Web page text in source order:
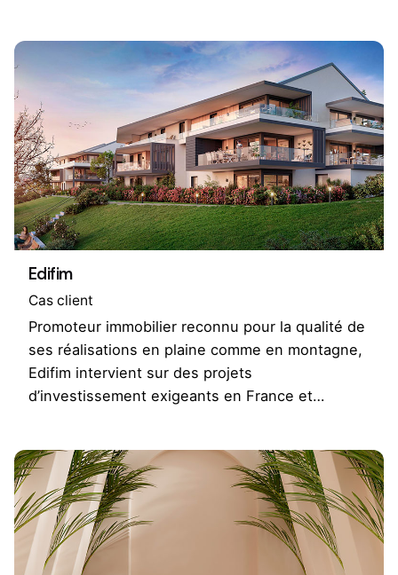
Edifim
Cas client
Promoteur immobilier reconnu pour la qualité de
ses réalisations en plaine comme en montagne,
Edifim intervient sur des projets
d’investissement exigeants en France et…